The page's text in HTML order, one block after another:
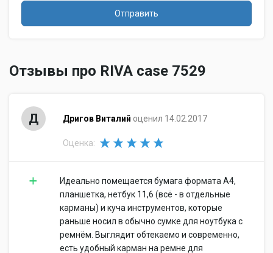
Отправить
Отзывы про RIVA case 7529
Д Дригов Виталий оценил 14.02.2017
Оценка:
Идеально помещается бумага формата А4,
планшетка, нетбук 11,6 (всё - в отдельные
карманы) и куча инструментов, которые
раньше носил в обычно сумке для ноутбука с
ремнём. Выглядит обтекаемо и современно,
есть удобный карман на ремне для